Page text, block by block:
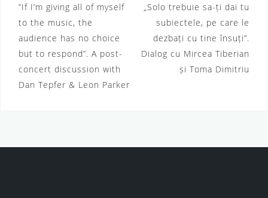
P
o
s
t
”If I’m giving all of myself
to the music, the
audience has no choice
but to respond”. A post-
concert discussion with
Dan Tepfer & Leon Parker
„Solo trebuie sa-ți dai tu
subiectele, pe care le
dezbați cu tine însuți”.
Dialog cu Mircea Tiberian
și Toma Dimitriu